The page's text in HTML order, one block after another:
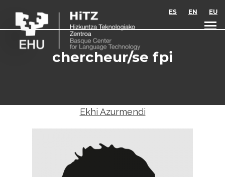
ES EN EU
chercheur/se fpi
Ekhi Azurmendi